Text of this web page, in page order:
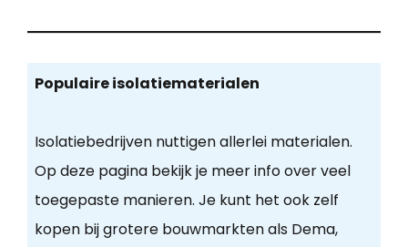
Populaire isolatiematerialen
Isolatiebedrijven nuttigen allerlei materialen.
Op deze pagina bekijk je meer info over veel
toegepaste manieren. Je kunt het ook zelf
kopen bij grotere bouwmarkten als Dema,